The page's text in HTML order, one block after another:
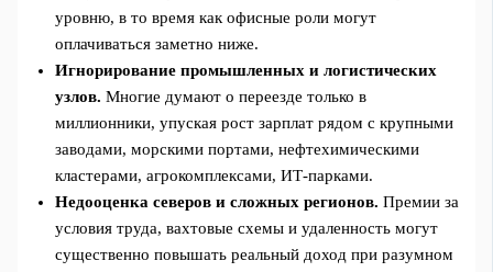
уровню, в то время как офисные роли могут
оплачиваться заметно ниже.
Игнорирование промышленных и логистических
узлов. Многие думают о переезде только в
миллионники, упуская рост зарплат рядом с крупными
заводами, морскими портами, нефтехимическими
кластерами, агрокомплексами, ИТ-парками.
Недооценка северов и сложных регионов. Премии за
условия труда, вахтовые схемы и удаленность могут
существенно повышать реальный доход при разумном